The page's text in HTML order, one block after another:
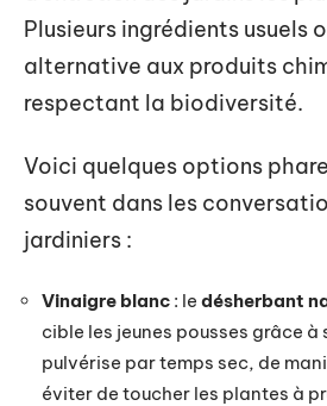
Plusieurs ingrédients usuels
alternative aux produits
respectant la biodiversité.
Voici quelques options
souvent dans les
jardiniers :
Vinaigre blanc : le désherbant
cible les jeunes pousses grâce à
pulvérise par temps sec, de
éviter de toucher les plantes à